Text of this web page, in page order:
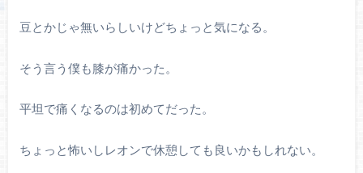
豆とかじゃ無いらしいけどちょっと気になる。
そう言う僕も膝が痛かった。
平坦で痛くなるのは初めてだった。
ちょっと怖いしレオンで休憩しても良いかもしれない。